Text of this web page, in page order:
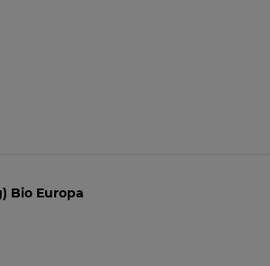
Bio Europa